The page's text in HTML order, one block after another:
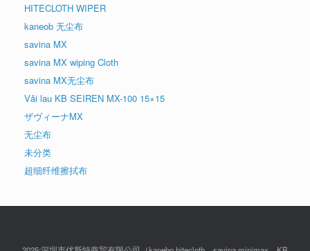
HITECLOTH WIPER
kaneob 无尘布
savina MX
savina MX wiping Cloth
savina MX无尘布
Vải lau KB SEIREN MX-100 15×15
ザヴィーナMX
无尘布
未分类
超细纤维擦拭布